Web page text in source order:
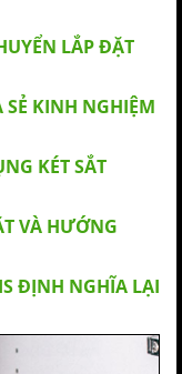
LẮP ĐẶT
SẺ KINH NGHIỆM
KÉT SẮT
VÀ HƯỚNG
ĐỊNH NGHĨA LẠI